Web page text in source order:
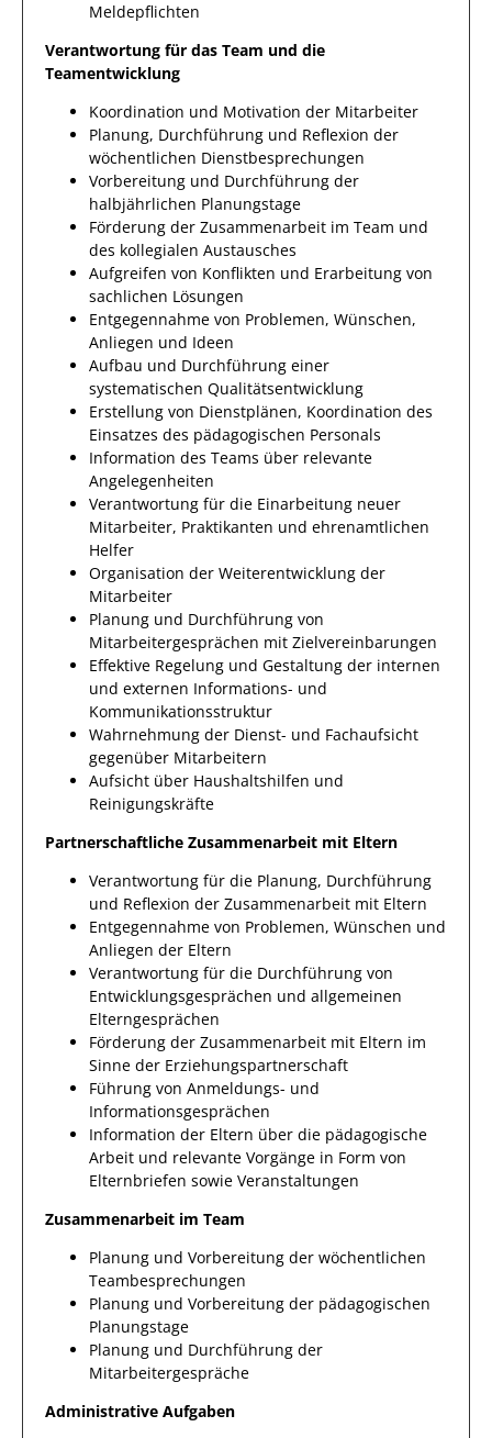
Meldepflichten
Verantwortung für das Team und die
Teamentwicklung
Koordination und Motivation der Mitarbeiter
Planung, Durchführung und Reflexion der
wöchentlichen Dienstbesprechungen
Vorbereitung und Durchführung der
halbjährlichen Planungstage
Förderung der Zusammenarbeit im Team und
des kollegialen Austausches
Aufgreifen von Konflikten und Erarbeitung von
sachlichen Lösungen
Entgegennahme von Problemen, Wünschen,
Anliegen und Ideen
Aufbau und Durchführung einer
systematischen Qualitätsentwicklung
Erstellung von Dienstplänen, Koordination des
Einsatzes des pädagogischen Personals
Information des Teams über relevante
Angelegenheiten
Verantwortung für die Einarbeitung neuer
Mitarbeiter, Praktikanten und ehrenamtlichen
Helfer
Organisation der Weiterentwicklung der
Mitarbeiter
Planung und Durchführung von
Mitarbeitergesprächen mit Zielvereinbarungen
Effektive Regelung und Gestaltung der internen
und externen Informations- und
Kommunikationsstruktur
Wahrnehmung der Dienst- und Fachaufsicht
gegenüber Mitarbeitern
Aufsicht über Haushaltshilfen und
Reinigungskräfte
Partnerschaftliche Zusammenarbeit mit Eltern
Verantwortung für die Planung, Durchführung
und Reflexion der Zusammenarbeit mit Eltern
Entgegennahme von Problemen, Wünschen und
Anliegen der Eltern
Verantwortung für die Durchführung von
Entwicklungsgesprächen und allgemeinen
Elterngesprächen
Förderung der Zusammenarbeit mit Eltern im
Sinne der Erziehungspartnerschaft
Führung von Anmeldungs- und
Informationsgesprächen
Information der Eltern über die pädagogische
Arbeit und relevante Vorgänge in Form von
Elternbriefen sowie Veranstaltungen
Zusammenarbeit im Team
Planung und Vorbereitung der wöchentlichen
Teambesprechungen
Planung und Vorbereitung der pädagogischen
Planungstage
Planung und Durchführung der
Mitarbeitergespräche
Administrative Aufgaben